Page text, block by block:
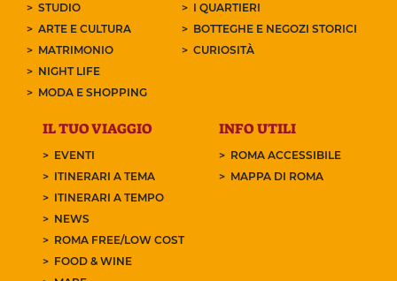
STUDIO
ARTE E CULTURA
MATRIMONIO
NIGHT LIFE
MODA E SHOPPING
I QUARTIERI
BOTTEGHE E NEGOZI STORICI
CURIOSITÀ
IL TUO VIAGGIO
EVENTI
ITINERARI A TEMA
ITINERARI A TEMPO
NEWS
ROMA FREE/LOW COST
FOOD & WINE
INFO UTILI
ROMA ACCESSIBILE
MAPPA DI ROMA